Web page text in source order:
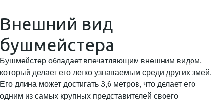
Внешний вид
бушмейстера
Бушмейстер обладает впечатляющим внешним видом,
который делает его легко узнаваемым среди других змей.
Его длина может достигать 3,6 метров, что делает его
одним из самых крупных представителей своего